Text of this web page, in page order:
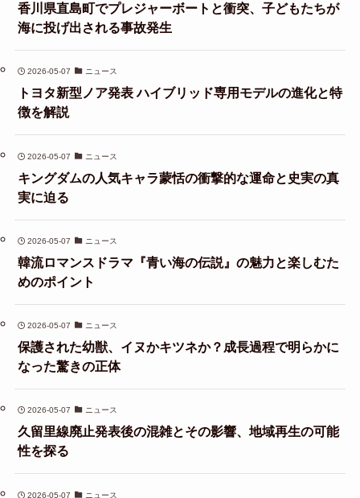
香川県直島町でプレジャーボートと衝突、子どもたちが
海に投げ出される事故発生
2026-05-07 ニュース
トヨタ新型ノア発表 ハイブリッド専用モデルの進化と特
徴を解説
2026-05-07 ニュース
キングダムの人気キャラ蒙恬の衝撃的な運命と史実の真
実に迫る
2026-05-07 ニュース
韓流ロマンスドラマ『青い海の伝説』の魅力と楽しむた
めのポイント
2026-05-07 ニュース
保護された幼獣、イヌかキツネか？成長過程で明らかに
なった驚きの正体
2026-05-07 ニュース
久留里線廃止発表後の混雑とその影響、地域再生の可能
性を探る
2026-05-07 ニュース